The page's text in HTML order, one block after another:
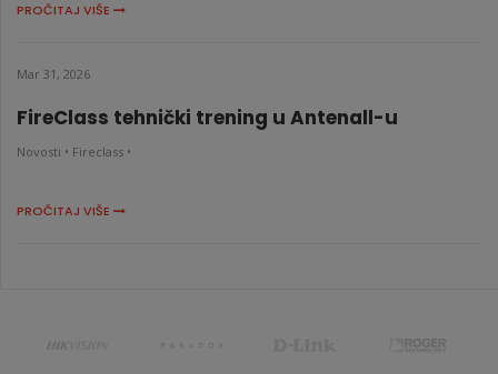
PROČITAJ VIŠE
Mar 31, 2026
FireClass tehnički trening u Antenall-u
Novosti • Fireclass •
PROČITAJ VIŠE